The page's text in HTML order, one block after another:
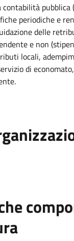
contabilità pubblica
periodiche e
delle
e non
locali,
di